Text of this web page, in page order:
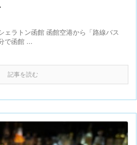
ェラトン函館 函館空港から「路線バス
で函館 ...
記事を読む